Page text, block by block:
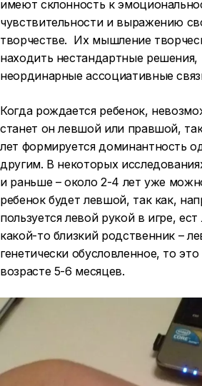
имеют склонность к
чувствительности и выражению
творчестве. Их мышление
находить нестандартные решения,
неординарные ассоциативные
Когда рождается ребенок,
станет он левшой или правшой,
лет формируется доминантность
другим. В некоторых
и раньше – около 2-4 лет уже
ребенок будет левшой, так как,
пользуется левой рукой в игре,
какой-то близкий родственник –
генетически обусловленное, то
возрасте 5-6 месяцев.